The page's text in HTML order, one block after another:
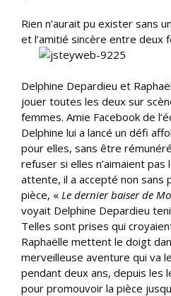
Rien n’aurait pu exister sans
et l’amitié sincère entre deux
Delphine Depardieu et
jouer toutes les deux sur
femmes. Amie Facebook de
Delphine lui a lancé un défi
pour elles, sans être
refuser si elles n’aimaient
attente, il a accepté non sans
pièce, « Le dernier baiser de
voyait Delphine Depardieu
Telles sont prises qui
Raphaëlle mettent le doigt
merveilleuse aventure qui va
pendant deux ans, depuis les
pour promouvoir la pièce